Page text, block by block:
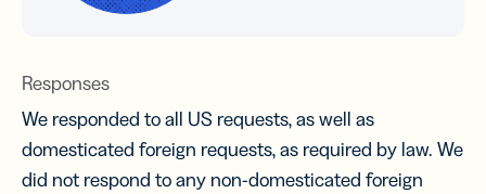
Responses
We responded to all US requests, as well as
domesticated foreign requests, as required by law. We
did not respond to any non-domesticated foreign